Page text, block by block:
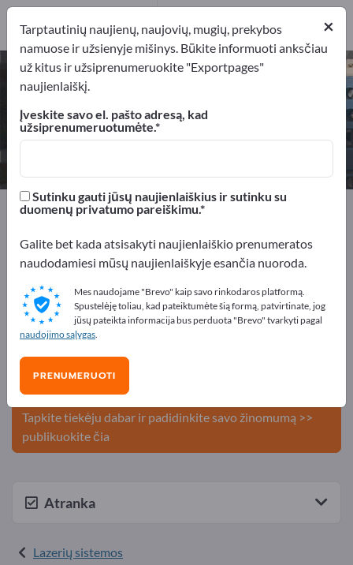
Diodiniai lazeriai – raskite
gamintojus ir tiekėjus
Eksportuotojai Gamintojai
1
Gamintojai
Exportpages Elektrotechnika
Lazerinės technologijos
Reklamuokitės nemokamai
Exportpages!
Poreikiai – Pasiūlymai – Naudotos prekės – Verslo
kontaktai >> pradėkite čia
Publikuokite savo įmonę ir
produktus Exportpages svetainėje.
Tapkite tiekėju dabar ir padidinkite savo žinomumą >>
publikuokite čia
Atranka
Lazerių sistemos
×
Tarptautinių naujienų, naujovių, mugių, prekybos
namuose ir užsienyje mišinys. Būkite informuoti anksčiau
už kitus ir užsiprenumeruokite "Exportpages"
naujienlaiškį.
Įveskite savo el. pašto adresą, kad
užsiprenumeruotumėte.
Sutinku gauti jūsų naujienlaiškius ir sutinku su
duomenų privatumo pareiškimu.
Galite bet kada atsisakyti naujienlaiškio prenumeratos
naudodamiesi mūsų naujienlaiškyje esančia nuoroda.
Mes naudojame "Brevo" kaip savo rinkodaros platformą.
Spustelėję toliau, kad pateiktumėte šią formą, patvirtinate, jog
jūsų pateikta informacija bus perduota "Brevo" tvarkyti pagal
naudojimo sąlygas.
PRENUMERUOTI